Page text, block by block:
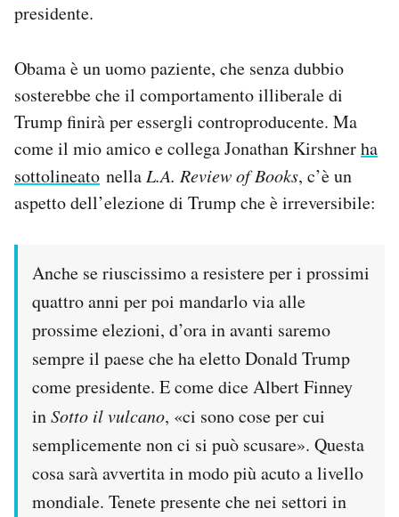
presidente.
Obama è un uomo paziente, che senza dubbio
sosterebbe che il comportamento illiberale di
Trump finirà per essergli controproducente. Ma
come il mio amico e collega Jonathan Kirshnerha
sottolineato nellaL.A. Review of Books, c’è un
aspetto dell’elezione di Trump che è irreversibile:
Anche se riuscissimo a resistere per i prossimi
quattro anni per poi mandarlo via alle
prossime elezioni, d’ora in avanti saremo
sempre il paese che ha eletto Donald Trump
come presidente. E come dice Albert Finney
inSotto il vulcano, «ci sono cose per cui
semplicemente non ci si può scusare». Questa
cosa sarà avvertita in modo più acuto a livello
mondiale. Tenete presente che nei settori in